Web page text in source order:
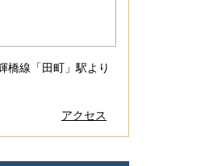
橋線「田町」駅より
アクセス